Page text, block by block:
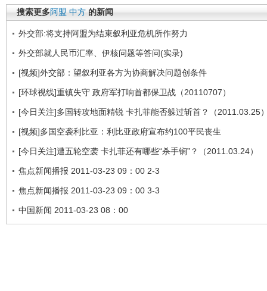
搜索更多阿盟 中方 的新闻
外交部:将支持阿盟为结束叙利亚危机所作努力
外交部就人民币汇率、伊核问题等答问(实录)
[视频]外交部：望叙利亚各方为协商解决问题创条件
[环球视线]重镇失守 政府军打响首都保卫战（20110707）
[今日关注]多国转攻地面精锐 卡扎菲能否躲过斩首？（2011.03.25
[视频]多国空袭利比亚：利比亚政府宣布约100平民丧生
[今日关注]遭五轮空袭 卡扎菲还有哪些“杀手锏”？（2011.03.24）
焦点新闻播报 2011-03-23 09：00 2-3
焦点新闻播报 2011-03-23 09：00 3-3
中国新闻 2011-03-23 08：00